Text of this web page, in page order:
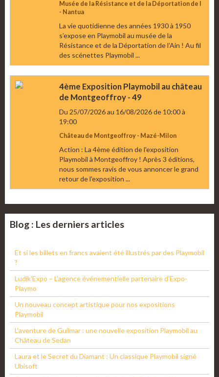
Musée de la Résistance et de la Déportation de l
- Nantua
La vie quotidienne des années 1930 à 1950
s’expose en Playmobil au musée de la
Résistance et de la Déportation de l’Ain ! Au fil
des scénettes Playmobil ...
4ème Exposition Playmobil au château
de Montgeoffroy - 49
Du 25/07/2026au 16/08/2026de 10:00à
19:00
Château de Montgeoffroy - Mazé-Milon
Action : La 4ème édition de l'exposition
Playmobil à Montgeoffroy ! Après 3 éditions,
nous sommes ravis de vous annoncer le grand
retour de l'exposition ...
Blog : Les derniers articles
Et si les billets en francs avaient été illustrés par des Playmobil
?
Ludik'Expo – L'agence événementielle partenaire d'Expo-
Playmo
Un nouveau concept artistique pour nos expositions
Playmobil
L'aventure de Guilmar : une nouvelle exposition Playmobil au
Château de Sedan
Laura et le Secret du Diamant : Un classique Playmobil signé
Ubisoft